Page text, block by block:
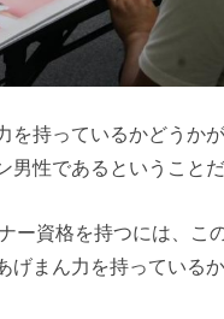
を持っているかどうか
男性であるということだ
ー資格を持つには、こ
げまん力を持っている